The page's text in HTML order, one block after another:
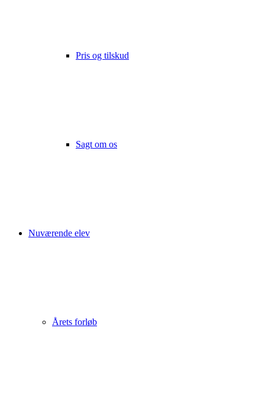
Pris og tilskud
Sagt om os
Nuværende elev
Årets forløb